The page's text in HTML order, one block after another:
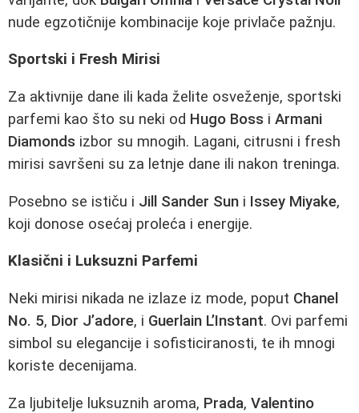
nude egzotičnije kombinacije koje privlače pažnju.
Sportski i Fresh Mirisi
Za aktivnije dane ili kada želite osveženje, sportski
parfemi kao što su neki od Hugo Boss i Armani
Diamonds izbor su mnogih. Lagani, citrusni i fresh
mirisi savršeni su za letnje dane ili nakon treninga.
Posebno se ističu i Jill Sander Sun i Issey Miyake,
koji donose osećaj proleća i energije.
Klasični i Luksuzni Parfemi
Neki mirisi nikada ne izlaze iz mode, poput Chanel
No. 5, Dior J’adore, i Guerlain L’Instant. Ovi parfemi
simbol su elegancije i sofisticiranosti, te ih mnogi
koriste decenijama.
Za ljubitelje luksuznih aroma, Prada, Valentino